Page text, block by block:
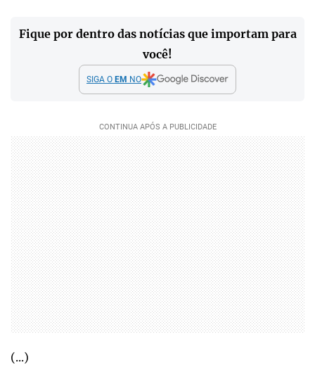
Fique por dentro das notícias que importam para
você!
SIGA O EM NO
(...)